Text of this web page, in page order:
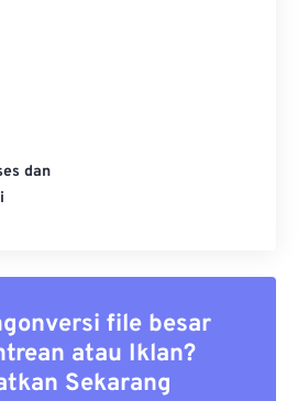
dan
file besar
atau Iklan?
Sekarang